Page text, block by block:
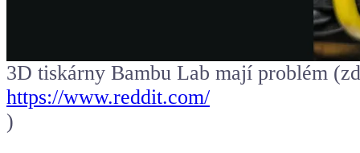
3D tiskárny Bambu Lab mají problém
https://www.reddit.com/
)